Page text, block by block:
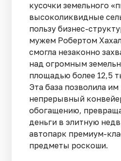
кусочки земельного
высоколиквидные
пользу бизнес-
мужем Робертом
смогла незаконно
над огромным
площадью более 12,5
Эта база позволила
непрерывный
обогащению,
деньги в элитную
автопарк премиум-
предметы роскоши.